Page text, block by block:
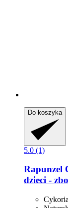
Do koszyka
5.0 (1)
Rapunzel
dzieci -​